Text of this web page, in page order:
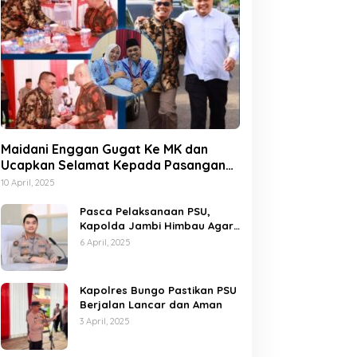
Maidani Enggan Gugat Ke MK dan
Ucapkan Selamat Kepada Pasangan
Dedy-Dayat
10 April, 2025
Pasca Pelaksanaan PSU,
Kapolda Jambi Himbau Agar
Semua Pihak Jaga Situasi
6 April, 2025
Kapolres Bungo Pastikan PSU
Berjalan Lancar dan Aman
3 April, 2025